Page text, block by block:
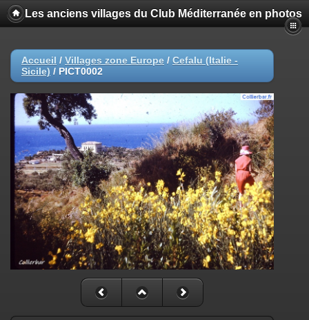
Les anciens villages du Club Méditerranée en photos
Accueil / Villages zone Europe / Cefalu (Italie -
Sicile) / PICT0002